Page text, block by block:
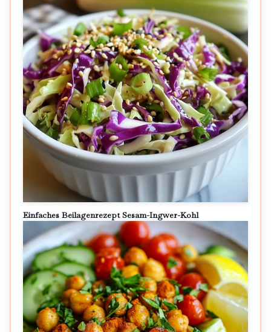
Einfaches Beilagenrezept Sesam-Ingwer-Kohl